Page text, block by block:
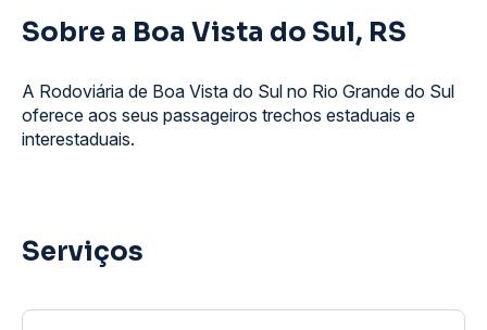
Sobre a Boa Vista do Sul, RS
A Rodoviária de Boa Vista do Sul no Rio Grande do Sul
oferece aos seus passageiros trechos estaduais e
interestaduais.
Serviços